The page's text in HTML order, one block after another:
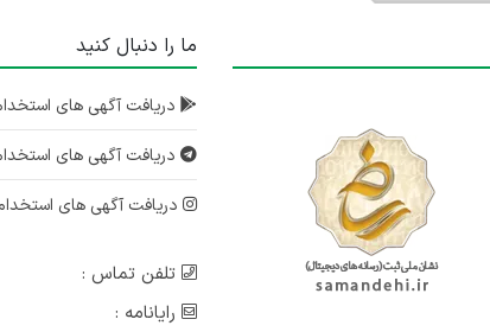
ما را دنبال کنید
دریافت آگهی های
دریافت آگهی های
دریافت آگهی های استخدام
تلفن تماس :
رایانامه :